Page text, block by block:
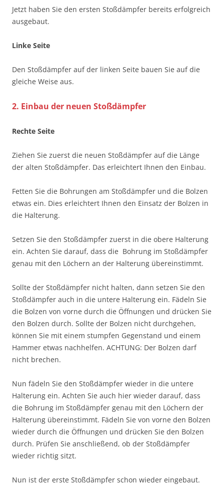
Jetzt haben Sie den ersten Stoßdämpfer bereits erfolgreich
ausgebaut.
Linke Seite
Den Stoßdämpfer auf der linken Seite bauen Sie auf die
gleiche Weise aus.
2. Einbau der neuen Stoßdämpfer
Rechte Seite
Ziehen Sie zuerst die neuen Stoßdämpfer auf die Länge
der alten Stoßdämpfer. Das erleichtert Ihnen den Einbau.
Fetten Sie die Bohrungen am Stoßdämpfer und die Bolzen
etwas ein. Dies erleichtert Ihnen den Einsatz der Bolzen in
die Halterung.
Setzen Sie den Stoßdämpfer zuerst in die obere Halterung
ein. Achten Sie darauf, dass die Bohrung im Stoßdämpfer
genau mit den Löchern an der Halterung übereinstimmt.
Sollte der Stoßdämpfer nicht halten, dann setzen Sie den
Stoßdämpfer auch in die untere Halterung ein. Fädeln Sie
die Bolzen von vorne durch die Öffnungen und drücken Sie
den Bolzen durch. Sollte der Bolzen nicht durchgehen,
können Sie mit einem stumpfen Gegenstand und einem
Hammer etwas nachhelfen. ACHTUNG: Der Bolzen darf
nicht brechen.
Nun fädeln Sie den Stoßdämpfer wieder in die untere
Halterung ein. Achten Sie auch hier wieder darauf, dass
die Bohrung im Stoßdämpfer genau mit den Löchern der
Halterung übereinstimmt. Fädeln Sie von vorne den Bolzen
wieder durch die Öffnungen und drücken Sie den Bolzen
durch. Prüfen Sie anschließend, ob der Stoßdämpfer
wieder richtig sitzt.
Nun ist der erste Stoßdämpfer schon wieder eingebaut.